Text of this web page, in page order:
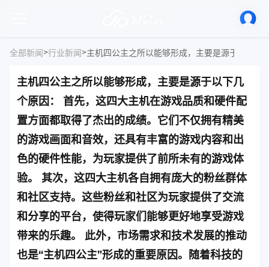
全部新闻>行业新闻>
主机四公主之所以能够形成，主要是源于以下几
个原因： 首先，这四大主机在游戏品质和硬件配
置方面都取得了杰出的成绩。它们不仅拥有精美
的游戏画面和音效，还具有丰富的游戏内容和出
色的硬件性能，为玩家提供了前所未有的游戏体
验。 其次，这四大主机各自拥有庞大的粉丝群体
和社区支持。这些粉丝和社区为玩家提供了交流
和分享的平台，使得玩家们能够更好地享受游戏
带来的乐趣。 此外，市场需求和技术发展的推动
也是“主机四公主”形成的重要原因。随着科技的